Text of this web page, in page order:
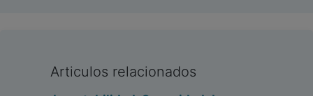
Articulos relacionados